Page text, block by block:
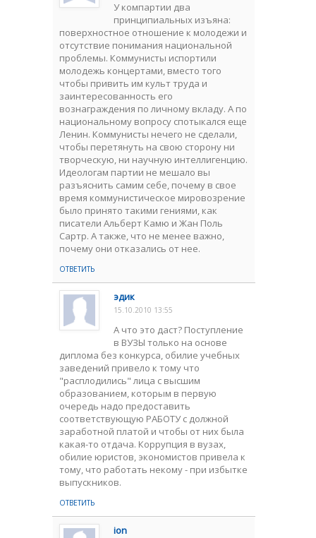
У компартии два
принципиальных изъяна:
поверхностное отношение к молодежи и
отсутствие понимания национальной
проблемы. Коммунисты испортили
молодежь концертами, вместо того
чтобы привить им культ труда и
заинтересованность его
вознаграждения по личному вкладу. А по
национальному вопросу спотыкался еще
Ленин. Коммунисты нечего не сделали,
чтобы перетянуть на свою сторону ни
творческую, ни научную интеллигенцию.
Идеологам партии не мешало вы
разъяснить самим себе, почему в свое
время коммунистическое мировозрение
было принято такими гениями, как
писатели Альберт Камю и Жан Поль
Сартр. А также, что не менее важно,
почему они отказались от нее.
ОТВЕТИТЬ
эдик
15.10.2010 13:55
А что это даст? Поступление
в ВУЗЫ только на основе
диплома без конкурса, обилие учебных
заведений привело к тому что
"расплодились" лица с высшим
образованием, которым в первую
очередь надо предоставить
соответствующую РАБОТУ с должной
заработной платой и чтобы от них была
какая-то отдача. Коррупция в вузах,
обилие юристов, экономистов привела к
тому, что работать некому - при избытке
выпускников.
ОТВЕТИТЬ
ion